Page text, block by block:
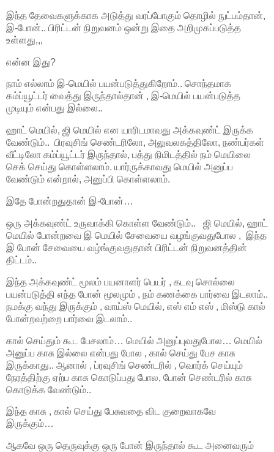
இந்த தேவைகளுக்காக அடுத்து வரப்போகும் தொழில் நுட்பம்தான்,
இ-போன்.. பிரிட்டன் நிறுவனம் ஒன்று இதை அறிமுகப்படுத்த
உள்ளது,,,
என்ன இது?
நாம் எல்லாம் இ-மெயில் பயன்படுத்துகிறோம்.. சொந்தமாக
கம்ப்யூட்டர் வைத்து இருந்தால்தான் , இ-மெயில் பயன்படுத்த
முடியும் என்பது இல்லை..
ஹாட் மெயில், ஜி மெயில் என யாரிடமாவது அக்கவுண்ட் இருக்க
வேண்டும்.. பிரவுசிங் செண்டரிலோ, அலுவலகத்திலோ, நண்பர்கள்
வீட்டிலோ கம்ப்யூட்டர் இருந்தால், பத்து நிமிடத்தில் நம் மெயிலை
செக் செய்து கொள்ளலாம். யார்ருக்காவது மெயில் அனுப்ப
வேண்டும் என்றால், அனுப்பி கொள்ளலாம்.
இதே போன்றதுதான் இ-போன்…
ஒரு அக்கவுண்ட் உருவாக்கி கொள்ள வேண்டும்.. ஜி மெயில், ஹாட்
மெயில் போன்றவை இ மெயில் சேவையை வழங்குவதுபோல , இந்த
இ போன் சேவையை வழ்ங்குவதுதான் பிரிட்டன் நிறுவனத்தின்
திட்டம்..
இந்த அக்கவுண்ட் மூலம் பயனாளர் பெயர் , கடவு சொல்லை
பயன்படுத்தி எந்த போன் மூலமும் , நம் கணக்கை பார்வை இடலாம்..
நமக்கு வந்து இருக்கும் , வாய்ஸ் மெயில், எஸ் எம் எஸ் , மிஸ்டு கால்
போன்றவற்றை பார்வை இடலாம்..
கால் செய்தும் கூட பேசலாம்… மெயில் அனுப்புவதுபோல… மெயில்
அனுப்ப காசு இல்லை என்பது போல , கால் செய்து பேச காசு
இருக்காது.. ஆனால் , ப்ரவுசிங் செண்டரில் , வொர்க் செய்யும்
நேரத்திற்கு ஏற்ப காசு கொடுப்பது போல, போன் செண்டரில் காசு
கொடுக்க வேண்டும்..
இந்த காசு , கால் செய்து பேசுவதை விட குறைவாகவே
இருக்கும்…
ஆகவே ஒரு தெருவுக்கு ஒரு போன் இருந்தால் கூட அனைவரும்